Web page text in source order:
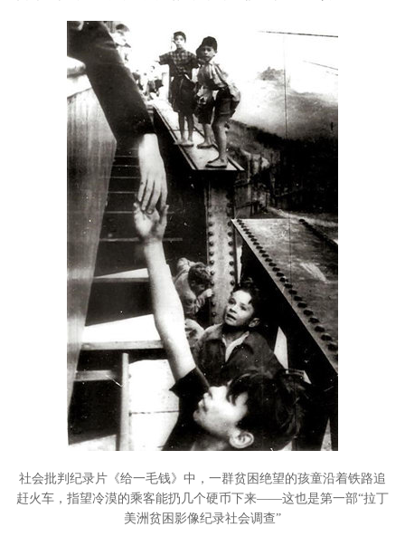
社会批判纪录片《给一毛钱》中，一群贫困绝望的孩童沿着铁路追
赶火车，指望冷漠的乘客能扔几个硬币下来——这也是第一部“拉丁
美洲贫困影像纪录社会调查”